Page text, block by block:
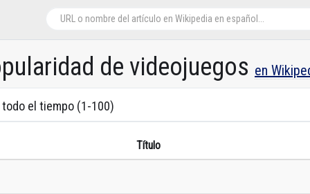
de videojuegos en
el tiempo (1-100)
Título